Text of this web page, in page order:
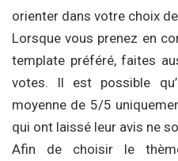
orienter dans votre choix
Lorsque vous prenez en
template préféré, faites
votes. Il est possible
moyenne de 5/5
qui ont laissé leur avis ne
Afin de choisir le